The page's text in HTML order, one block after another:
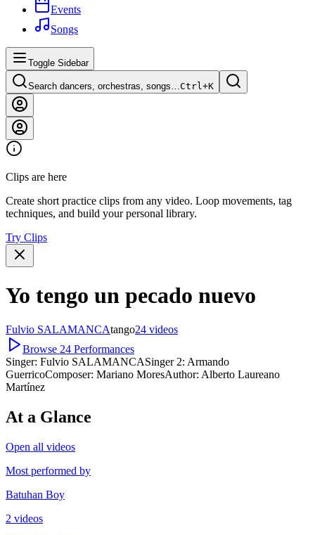
Events
Songs
Toggle Sidebar
Search dancers, orchestras, songs…Ctrl+K
Clips are here
Create short practice clips from any video. Loop movements, tag
techniques, and build your personal library.
Try Clips
Yo tengo un pecado nuevo
Fulvio SALAMANCAtango24 videos
Browse 24 Performances
Singer: Fulvio SALAMANCASinger 2: Armando
GuerricoComposer: Mariano MoresAuthor: Alberto Laureano
Martínez
At a Glance
Open all videos
Most performed by
Batuhan Boy
2 videos